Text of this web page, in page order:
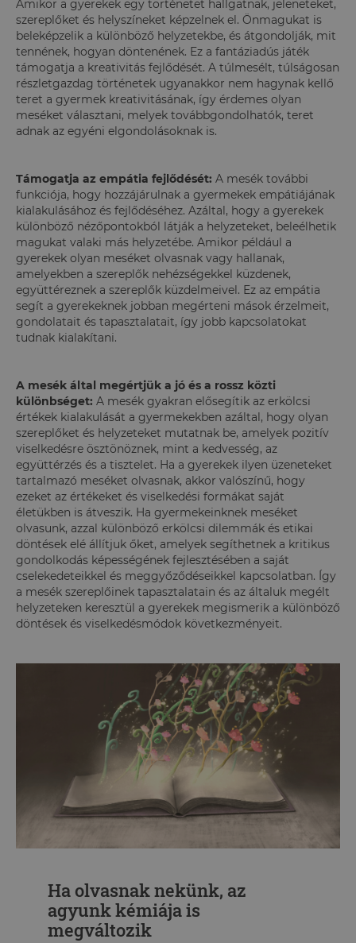
Amikor a gyerekek egy történetet hallgatnak, jeleneteket,
szereplőket és helyszíneket képzelnek el. Önmagukat is
beleképzelik a különböző helyzetekbe, és átgondolják, mit
tennének, hogyan döntenének. Ez a fantáziadús játék
támogatja a kreativitás fejlődését. A túlmesélt, túlságosan
részletgazdag történetek ugyanakkor nem hagynak kellő
teret a gyermek kreativitásának, így érdemes olyan
meséket választani, melyek továbbgondolhatók, teret
adnak az egyéni elgondolásoknak is.
Támogatja az empátia fejlődését: A mesék további
funkciója, hogy hozzájárulnak a gyermekek empátiájának
kialakulásához és fejlődéséhez. Azáltal, hogy a gyerekek
különböző nézőpontokból látják a helyzeteket, beleélhetik
magukat valaki más helyzetébe. Amikor például a
gyerekek olyan meséket olvasnak vagy hallanak,
amelyekben a szereplők nehézségekkel küzdenek,
együttéreznek a szereplők küzdelmeivel. Ez az empátia
segít a gyerekeknek jobban megérteni mások érzelmeit,
gondolatait és tapasztalatait, így jobb kapcsolatokat
tudnak kialakítani.
A mesék által megértjük a jó és a rossz közti
különbséget: A mesék gyakran elősegítik az erkölcsi
értékek kialakulását a gyermekekben azáltal, hogy olyan
szereplőket és helyzeteket mutatnak be, amelyek pozitív
viselkedésre ösztönöznek, mint a kedvesség, az
együttérzés és a tisztelet. Ha a gyerekek ilyen üzeneteket
tartalmazó meséket olvasnak, akkor valószínű, hogy
ezeket az értékeket és viselkedési formákat saját
életükben is átveszik. Ha gyermekeinknek meséket
olvasunk, azzal különböző erkölcsi dilemmák és etikai
döntések elé állítjuk őket, amelyek segíthetnek a kritikus
gondolkodás képességének fejlesztésében a saját
cselekedeteikkel és meggyőződéseikkel kapcsolatban. Így
a mesék szereplőinek tapasztalatain és az általuk megélt
helyzeteken keresztül a gyerekek megismerik a különböző
döntések és viselkedésmódok következményeit.
Ha olvasnak nekünk, az
agyunk kémiája is
megváltozik